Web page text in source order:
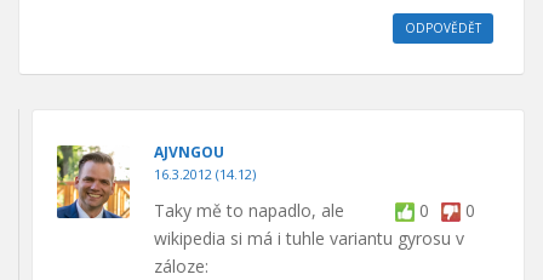
ODPOVĚDĚT
AJVNGOU
16.3.2012 (14.12)
0 0
Taky mě to napadlo, ale
wikipedia si má i tuhle variantu gyrosu v
záloze: